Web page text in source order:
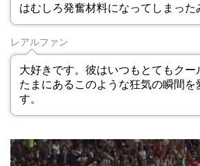
はむしろ発奮材料になってしまった
レアルファン
大好きです。彼はいつもとてもクー
たまにあるこのような狂気の瞬間を
す。
動
画